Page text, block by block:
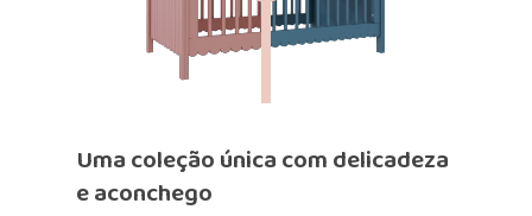
Uma coleção única com delicadeza
e aconchego